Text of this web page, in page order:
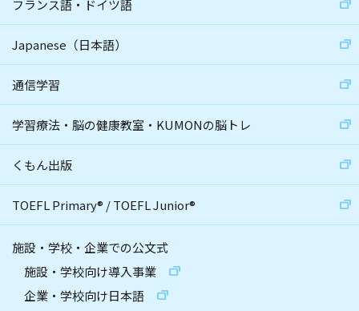
フランス語・ドイツ語
Japanese（日本語）
通信学習
学習療法・脳の健康教室・KUMONの脳トレ
くもん出版
TOEFL Primary® /TOEFL Junior®
施設・学校・企業での公文式
施設・学校向け導入事業
企業・学校向け日本語